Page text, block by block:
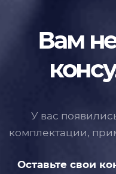
Вам
У вас
комплектации,
Оставьте свои